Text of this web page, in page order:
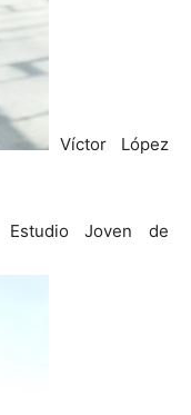
Víctor López
Joven de